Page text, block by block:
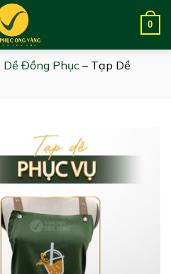
0
Dề Đồng Phục – Tạp Dề